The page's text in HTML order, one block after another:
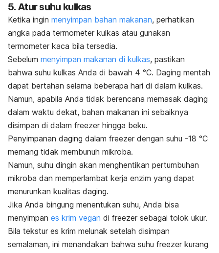
5. Atur suhu kulkas
Ketika ingin menyimpan bahan makanan, perhatikan
angka pada termometer kulkas atau gunakan
termometer kaca bila tersedia.
Sebelum menyimpan makanan di kulkas, pastikan
bahwa suhu kulkas Anda di bawah 4 °C. Daging mentah
dapat bertahan selama beberapa hari di dalam kulkas.
Namun, apabila Anda tidak berencana memasak daging
dalam waktu dekat, bahan makanan ini sebaiknya
disimpan di dalam freezer hingga beku.
Penyimpanan daging dalam freezer dengan suhu -18 °C
memang tidak membunuh mikroba.
Namun, suhu dingin akan menghentikan pertumbuhan
mikroba dan memperlambat kerja enzim yang dapat
menurunkan kualitas daging.
Jika Anda bingung menentukan suhu, Anda bisa
menyimpan es krim vegan di freezer sebagai tolok ukur.
Bila tekstur es krim melunak setelah disimpan
semalaman, ini menandakan bahwa suhu freezer kurang